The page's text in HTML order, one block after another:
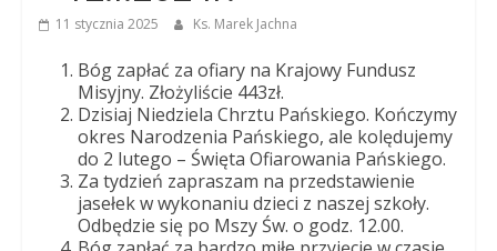
Parafia
Jezusa
Chrystusa
Dobrego
Pasterza
11 stycznia 2025 Ks. Marek Jachna
Bóg zapłać za ofiary na Krajowy Fundusz
Misyjny. Złożyliście 443zł.
Dzisiaj Niedziela Chrztu Pańskiego. Kończymy
okres Narodzenia Pańskiego, ale kolędujemy
do 2 lutego – Święta Ofiarowania Pańskiego.
Za tydzień zapraszam na przedstawienie
jasełek w wykonaniu dzieci z naszej szkoły.
Odbędzie się po Mszy Św. o godz. 12.00.